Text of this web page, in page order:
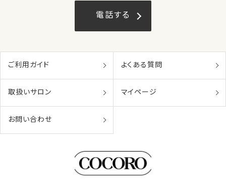
電話する
ご利用ガイド よくある質問
取扱いサロン マイページ
お問い合わせ